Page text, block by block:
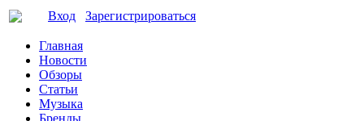
Вход Зарегистрироваться
Главная
Новости
Обзоры
Статьи
Музыка
Бренды